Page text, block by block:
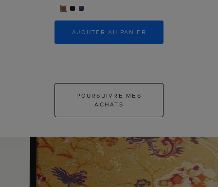
AJOUTER AU PANIER
POURSUIVRE MES
ACHATS